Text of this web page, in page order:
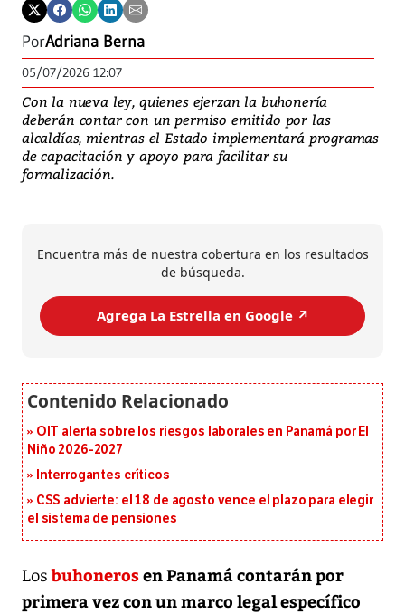
PorAdriana Berna
05/07/2026 12:07
Con la nueva ley, quienes ejerzan la buhonería
deberán contar con un permiso emitido por las
alcaldías, mientras el Estado implementará programas
de capacitación y apoyo para facilitar su
formalización.
Encuentra más de nuestra cobertura en los resultados
de búsqueda.
Agrega La Estrella en Google ↗️
OIT alerta sobre los riesgos laborales en Panamá por El
Niño 2026-2027
Interrogantes críticos
CSS advierte: el 18 de agosto vence el plazo para elegir
el sistema de pensiones
Losbuhonerosen Panamá contarán por
primera vez con un marco legal específico